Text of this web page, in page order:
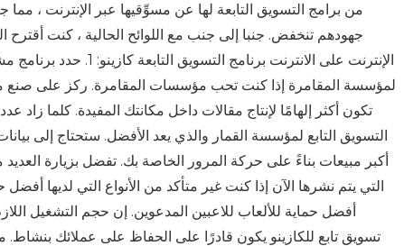
من برامج التسويق التابعة لها عن مسوِّقيها عبر الإنترنت ،
جهودهم تنخفض. جنبا إلى جنب مع اللوائح الحالية ، كنت
الإنترنت على الانترنت
لمؤسسة المقامرة إذا كنت تحب مؤسسات المقامرة. ركز على صنع
التسويق التابع لمؤسسة القمار والذي يعد الأفضل. ستحتاج
أكبر مبيعات بناءً على حركة المرور الخاصة بك. تفضل بزيارة العديد
أفضل حماية للألعاب للاعبين المدعوين. إن حجم التشغيل
تسويق تابع للكازينو يكون قادرًا على الحفاظ على عملائك